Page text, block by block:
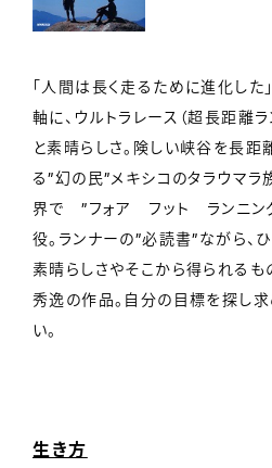
「人間は長く走るために進化し
軸に、ウルトラレース（超長距離
と素晴らしさ。険しい峡谷を長距
る”幻の民”メキシコのタラウマラ
界で ”フォア フット ランニン
役。ランナーの”必読書”ながら、
素晴らしさやそこから得られる
秀逸の作品。自分の目標を探し
い。
生き方